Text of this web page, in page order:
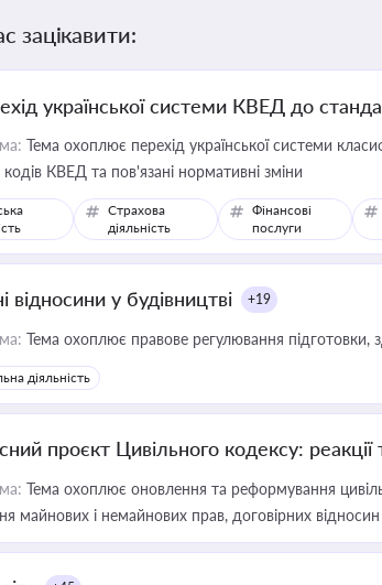
зацікавити:
української системи КВЕД до
Тема охоплює перехід української системи
КВЕД та пов'язані нормативні зміни
Страхова
діяльність
Фінансові
послуги
відносини у будівництві +19
Тема охоплює правове регулювання підготовки,
діяльність
проєкт Цивільного кодексу: реакції
Тема охоплює оновлення та реформування
майнових і немайнових прав, договірних